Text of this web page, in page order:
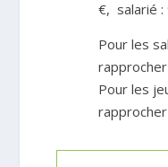
€, salarié :
Pour les
Pour les